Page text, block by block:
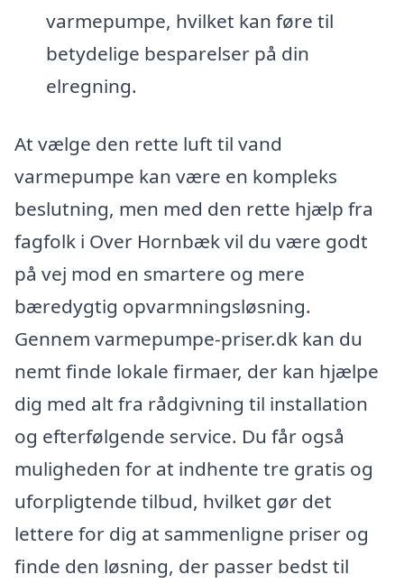
varmepumpe, hvilket kan føre til
betydelige besparelser på din
elregning.
At vælge den rette luft til vand
varmepumpe kan være en kompleks
beslutning, men med den rette hjælp fra
fagfolk i Over Hornbæk vil du være godt
på vej mod en smartere og mere
bæredygtig opvarmningsløsning.
Gennem varmepumpe-priser.dk kan du
nemt finde lokale firmaer, der kan hjælpe
dig med alt fra rådgivning til installation
og efterfølgende service. Du får også
muligheden for at indhente tre gratis og
uforpligtende tilbud, hvilket gør det
lettere for dig at sammenligne priser og
finde den løsning, der passer bedst til